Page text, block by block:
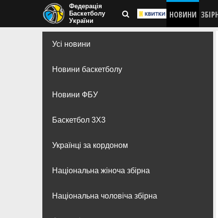
Федерація
Баскетболу
України
НОВИНИ
Усі новини
Новини баскетболу
Новини ФБУ
Баскетбол 3Х3
Українці за кордоном
Національна жіноча збірна
Національна чоловіча збірна